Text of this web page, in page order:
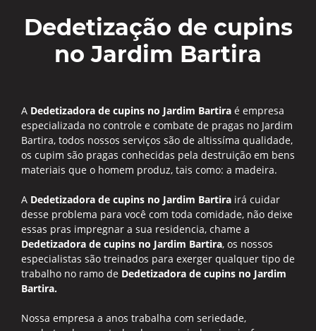
Dedetização de cupins
no Jardim Bartira
A Dedetizadora de cupins no Jardim Bartira é empresa
especializada no controle e combate de pragas no Jardim
Bartira, todos nossos serviços são de altissíma qualidade,
os cupim são pragas conhecidas pela destruição em bens
materiais que o homem produz, tais como: a madeira.
A Dedetizadora de cupins no Jardim Bartira irá cuidar
desse problema para você com toda comidade, não deixe
essas pras impregnar a sua residencia, chame a
Dedetizadora de cupins no Jardim Bartira, os nossos
especialistas são treinados para exerger qualquer tipo de
trabalho no ramo de Dedetizadora de cupins no Jardim
Bartira.
Nossa empresa a anos trabalha com seriedade,